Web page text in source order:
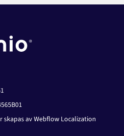
av Webflow Localization